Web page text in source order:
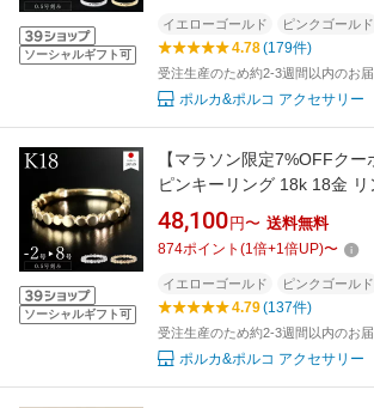
ソーシャルギフト可
イエローゴールド ピンクゴールド
4.78(179件)
受注生産のため約2-3週間以内のお
ポルカ&ポルコ アクセサリー
ソーシャルギフト可
【マラソン限定7%OFFクー
ピンキーリング 18k 18金
ス k18 ゴールド k18リング
ング s 小指 [サラ]
48,100 円〜 送料無料
874ポイント (1倍+1倍UP)〜
イエローゴールド ピンクゴールド
4.79(137件)
受注生産のため約2-3週間以内のお
ポルカ&ポルコ アクセサリー